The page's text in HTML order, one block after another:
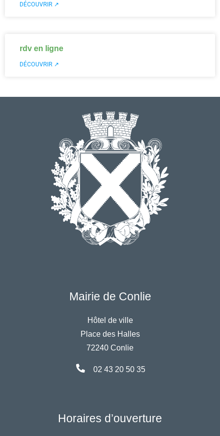
DÉCOUVRIR ↗
rdv en ligne
DÉCOUVRIR ↗
Mairie de Conlie
Hôtel de ville
Place des Halles
72240 Conlie
02 43 20 50 35
Horaires d’ouverture